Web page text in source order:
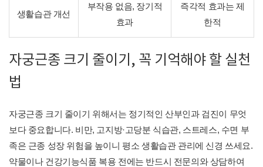
생활습관 개선
부작용 없음, 장기적
효과
즉각적 효과는 제
한적
자궁근종 크기 줄이기, 꼭 기억해야 할 실천
법
자궁근종 크기 줄이기 위해서는 정기적인 산부인과 검진이 무엇
보다 중요합니다. 비만, 고지방·고당분 식습관, 스트레스, 수면 부
족은 근종 성장 위험을 높이니 평소 생활습관 관리에 신경 쓰세요.
약물이나 건강기능식품 복용 전에는 반드시 전문의와 상담하여